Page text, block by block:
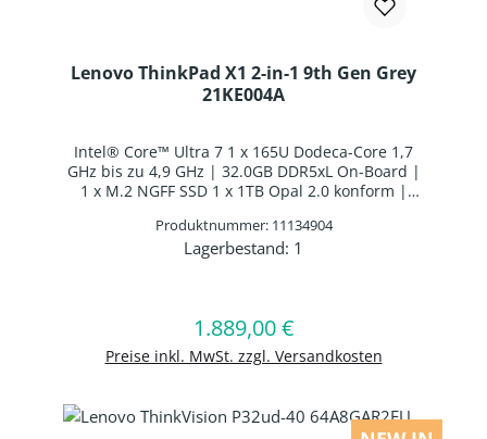
Lenovo ThinkPad X1 2-in-1 9th Gen Grey
21KE004A
Intel® Core™ Ultra 7 1 x 165U Dodeca-Core 1,7
GHz bis zu 4,9 GHz | 32.0GB DDR5xL On-Board |
1 x M.2 NGFF SSD 1 x 1TB Opal 2.0 konform |
Touch | Lenovo Slim Pen | Intel® Graphics |
Webcam | WLAN: Intel Wi-Fi AX211
Polymer Batterie | Windows 11 Professional 64-
Produktnummer: 11134904
Lagerbestand: 1
Regulärer Preis:
1.889,00 €
Preise inkl. MwSt. zzgl. Versandkosten
Produkt Anzahl: Gib den
In den Warenkorb